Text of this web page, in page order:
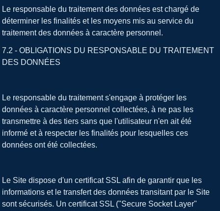
Le responsable du traitement des données est chargé de
déterminer les finalités et les moyens mis au service du
traitement des données à caractère personnel.
7.2 - OBLIGATIONS DU RESPONSABLE DU TRAITEMENT
DES DONNÉES
Le responsable du traitement s'engage à protéger les
données à caractère personnel collectées, à ne pas les
transmettre à des tiers sans que l'utilisateur n'en ait été
informé et à respecter les finalités pour lesquelles ces
données ont été collectées.
Le Site dispose d'un certificat SSL afin de garantir que les
informations et le transfert des données transitant par le Site
sont sécurisés. Un certificat SSL ("Secure Socket Layer"